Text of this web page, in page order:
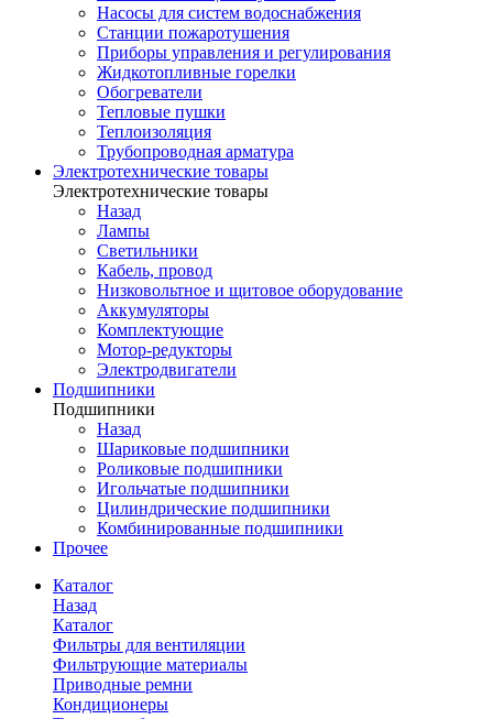
Насосы для систем водоснабжения
Станции пожаротушения
Приборы управления и регулирования
Жидкотопливные горелки
Обогреватели
Тепловые пушки
Теплоизоляция
Трубопроводная арматура
Электротехнические товары
Электротехнические товары
Назад
Лампы
Светильники
Кабель, провод
Низковольтное и щитовое оборудование
Аккумуляторы
Комплектующие
Мотор-редукторы
Электродвигатели
Подшипники
Подшипники
Назад
Шариковые подшипники
Роликовые подшипники
Игольчатые подшипники
Цилиндрические подшипники
Комбинированные подшипники
Прочее
Каталог
Назад
Каталог
Фильтры для вентиляции
Фильтрующие материалы
Приводные ремни
Кондиционеры